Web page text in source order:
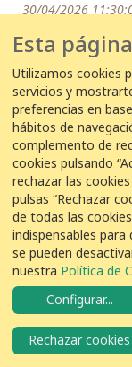
30/04/2026
EDAR Cala en
3
30/04/2026
EDAR Cambrils -
3Jilguero
30/04/2026
EDAR Addaia -
Jilguero
Esta
Utilizamos cookies
servicios y
preferencias en
hábitos de
complemento de
cookies pulsando
rechazar las
pulsas “Rechazar
de todas las
indispensables
se pueden
nuestra Política de
Configurar...
Rechazar cookies